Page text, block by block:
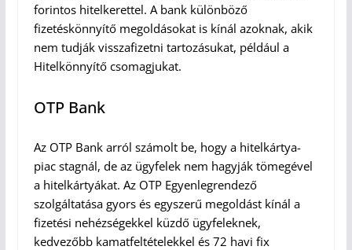
forintos hitelkerettel. A bank különböző
fizetéskönnyítő megoldásokat is kínál azoknak, akik
nem tudják visszafizetni tartozásukat, például a
Hitelkönnyítő csomagjukat.
OTP Bank
Az OTP Bank arról számolt be, hogy a hitelkártya-
piac stagnál, de az ügyfelek nem hagyják tömegével
a hitelkártyákat. Az OTP Egyenlegrendező
szolgáltatása gyors és egyszerű megoldást kínál a
fizetési nehézségekkel küzdő ügyfeleknek,
kedvezőbb kamatfeltételekkel és 72 havi fix